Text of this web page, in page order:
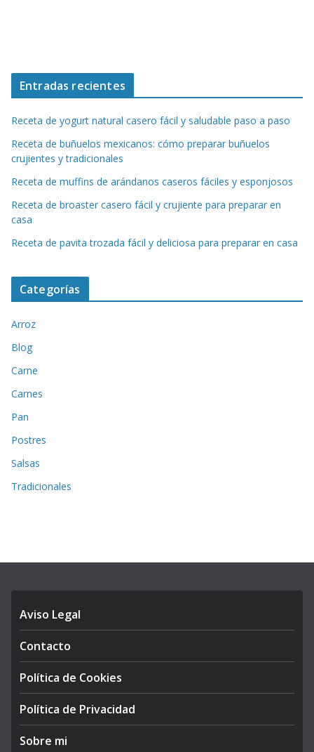
Entradas recientes
Receta de yogurt natural casero fácil y saludable paso a paso
Receta de buñuelos mexicanos: cómo preparar buñuelos
crujientes y tradicionales
Receta de muffins de arándanos caseros fáciles y esponjosos
Receta de broaster casero fácil y crujiente para preparar en
casa
Receta de pavita trozada fácil y deliciosa para preparar en casa
Categorías
Arroz
Blog
Carne
Carnes
Pan
Postres
Salsas
Tradicionales
Aviso Legal
Contacto
Política de Cookies
Política de Privacidad
Sobre mi